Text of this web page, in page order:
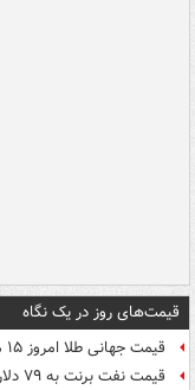
قیمت‌های روز در یک نگاه
قیمت جهانی طلا امروز ۱۵ مرداد
قیمت نفت برنت به ۷۹ دلار رسید